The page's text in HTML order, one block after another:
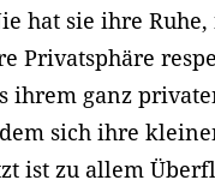
hat sie ihre Ruhe,
Privatsphäre
ihrem ganz
sich ihre
ist zu allem